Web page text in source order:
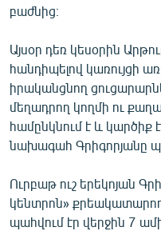
ՁԳՏԵԼՈՎ ԼԱՎԱԳՈՒՅՆԻՆ
ՓՈԴՔԱՍԹ
Հայերեն
English
Русский
ՀԵՏԵՎԵՔ ՄԵԶ
բաժնից։
Այսօր դեռ կեսօրին
հանդիպելով կառույցի
իրականցնող
մեղադրող կողմի ու
համընկնում է և կարծիք
նախագահ Գրիգորյանը
Ուրբաթ ուշ երեկոյան
կենտրոն»
պահվում էր վերջին 7